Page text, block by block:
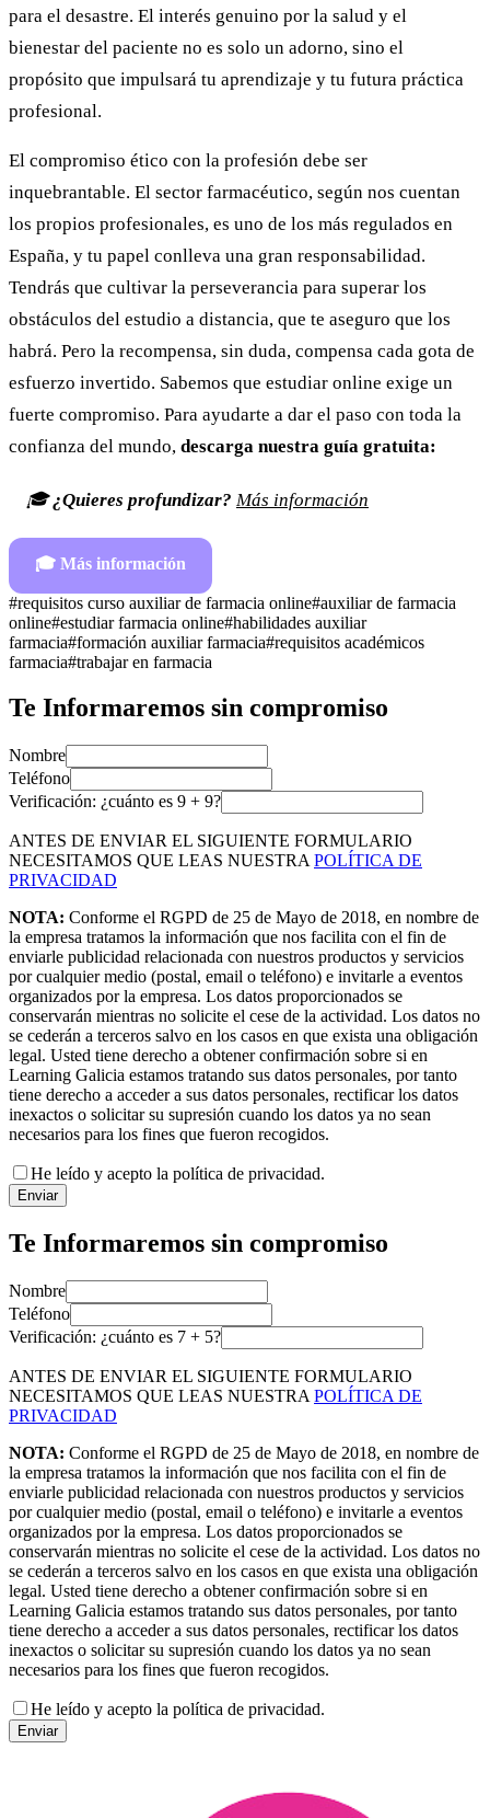
para el desastre. El interés genuino por la salud y el
bienestar del paciente no es solo un adorno, sino el
propósito que impulsará tu aprendizaje y tu futura práctica
profesional.
El compromiso ético con la profesión debe ser
inquebrantable. El sector farmacéutico, según nos cuentan
los propios profesionales, es uno de los más regulados en
España, y tu papel conlleva una gran responsabilidad.
Tendrás que cultivar la perseverancia para superar los
obstáculos del estudio a distancia, que te aseguro que los
habrá. Pero la recompensa, sin duda, compensa cada gota de
esfuerzo invertido. Sabemos que estudiar online exige un
fuerte compromiso. Para ayudarte a dar el paso con toda la
confianza del mundo, descarga nuestra guía gratuita:
🎓¿Quieres profundizar? Más información
🎓 Más información
#requisitos curso auxiliar de farmacia online#auxiliar de farmacia
online#estudiar farmacia online#habilidades auxiliar
farmacia#formación auxiliar farmacia#requisitos académicos
farmacia#trabajar en farmacia
Te Informaremos sin compromiso
Nombre
Teléfono
Verificación: ¿cuánto es 9 + 9?
ANTES DE ENVIAR EL SIGUIENTE FORMULARIO
NECESITAMOS QUE LEAS NUESTRA POLÍTICA DE
PRIVACIDAD
NOTA: Conforme el RGPD de 25 de Mayo de 2018, en nombre de
la empresa tratamos la información que nos facilita con el fin de
enviarle publicidad relacionada con nuestros productos y servicios
por cualquier medio (postal, email o teléfono) e invitarle a eventos
organizados por la empresa. Los datos proporcionados se
conservarán mientras no solicite el cese de la actividad. Los datos no
se cederán a terceros salvo en los casos en que exista una obligación
legal. Usted tiene derecho a obtener confirmación sobre si en
Learning Galicia estamos tratando sus datos personales, por tanto
tiene derecho a acceder a sus datos personales, rectificar los datos
inexactos o solicitar su supresión cuando los datos ya no sean
necesarios para los fines que fueron recogidos.
He leído y acepto la política de privacidad.
Enviar
Te Informaremos sin compromiso
Nombre
Teléfono
Verificación: ¿cuánto es 7 + 5?
ANTES DE ENVIAR EL SIGUIENTE FORMULARIO
NECESITAMOS QUE LEAS NUESTRA POLÍTICA DE
PRIVACIDAD
NOTA: Conforme el RGPD de 25 de Mayo de 2018, en nombre de
la empresa tratamos la información que nos facilita con el fin de
enviarle publicidad relacionada con nuestros productos y servicios
por cualquier medio (postal, email o teléfono) e invitarle a eventos
organizados por la empresa. Los datos proporcionados se
conservarán mientras no solicite el cese de la actividad. Los datos no
se cederán a terceros salvo en los casos en que exista una obligación
legal. Usted tiene derecho a obtener confirmación sobre si en
Learning Galicia estamos tratando sus datos personales, por tanto
tiene derecho a acceder a sus datos personales, rectificar los datos
inexactos o solicitar su supresión cuando los datos ya no sean
necesarios para los fines que fueron recogidos.
He leído y acepto la política de privacidad.
Enviar